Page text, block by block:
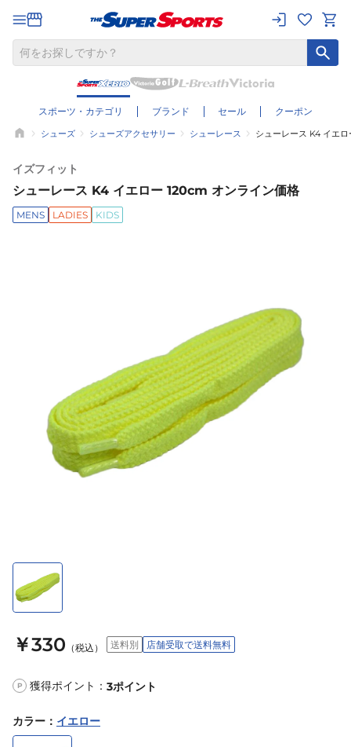
スポーツ・カテゴリ ブランド セール クーポン
シューズ シューズアクセサリー シューレース シューレース K4 イエ
イズフィット
シューレース K4 イエロー 120cm オンライン価格
MENS LADIES KIDS
￥330 （税込） 送料別 店舗受取で送料無料
P 獲得ポイント： 3ポイント
カラー ： イエロー